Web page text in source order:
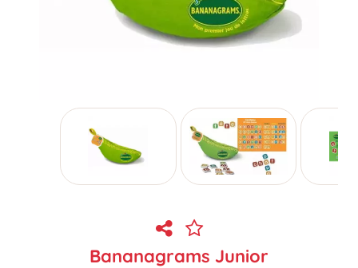
Bananagrams Junior